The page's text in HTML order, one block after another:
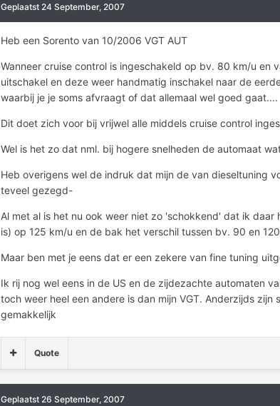
Geplaatst 24 September, 2007
Heb een Sorento van 10/2006 VGT AUT
Wanneer cruise control is ingeschakeld op bv. 80 km/u
uitschakel en deze weer handmatig inschakel naar de
waarbij je je soms afvraagt of dat allemaal wel goed gaat....
Dit doet zich voor bij vrijwel alle middels cruise control
Wel is het zo dat nml. bij hogere snelheden de automaat
Heb overigens wel de indruk dat mijn de van dieseltuning
teveel gezegd-
Al met al is het nu ook weer niet zo 'schokkend' dat ik
is) op 125 km/u en de bak het verschil tussen bv. 90 en
Maar ben met je eens dat er een zekere van fine tuning
Ik rij nog wel eens in de US en de zijdezachte automaten
toch weer heel een andere is dan mijn VGT. Anderzijds
gemakkelijk
Quote
Geplaatst 26 September, 2007